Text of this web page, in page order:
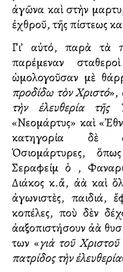
ἀγῶνα καὶ στὴν
ἐχθροῦ, τῆς πίστεως
Γι’ αὐτό, παρὰ τὰ
παρέμεναν
ὡμολογοῦσαν μὲ
προδίδω τὸν Χριστό»,
τὴν ἐλευθερία τῆς
«Νεομάρτυς» καὶ
κατηγορία δὲ
Ὁσιομάρτυρες,
Σεραφείμ ὁ ,
Διάκος κ.ἄ, ἀλλὰ καὶ
ἀγωνιστὲς, παιδιά,
κοπέλες, ποὺ δὲν
ἀλλαξοπιστήσουν ἀλλὰ
των «γιὰ τοῦ
πατρίδος τὴν ἐλευθερία